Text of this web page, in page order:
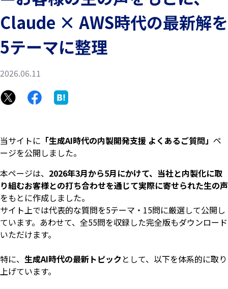
Claude × AWS時代の最新解を
5テーマに整理
2026.06.11
当サイトに 「生成AI時代の内製開発支援 よくあるご質問」 ペ
ージを公開しました。
本ページは、 2026年3月から5月にかけて、当社と内製化に取
り組むお客様との打ち合わせを通じて実際に寄せられた生の声
をもとに作成しました。
サイト上では代表的な質問を5テーマ・15問に厳選して公開し
ています。あわせて、全55問を収録した完全版もダウンロード
いただけます。
特に、 生成AI時代の最新トピックとして、以下を体系的に取り
上げています。